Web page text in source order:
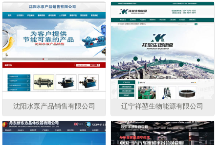
沈阳水泵产品销售有限公司 辽宁祥堃生物能源有限公司